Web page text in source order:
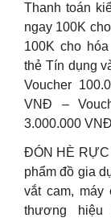
Thanh toán
ngay 100K
100K cho
thẻ Tín dụng
Voucher
VNĐ –
3.000.000 VNĐ
ĐÓN HÈ RỰC
phẩm đồ gia
vắt cam, máy
thương hiệu